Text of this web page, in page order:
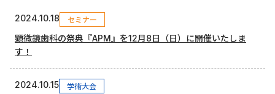
2024.10.18 セミナー
顕微鏡歯科の祭典『APM』を12月8日（日）に開催いたしま
す！
2024.10.15 学術大会